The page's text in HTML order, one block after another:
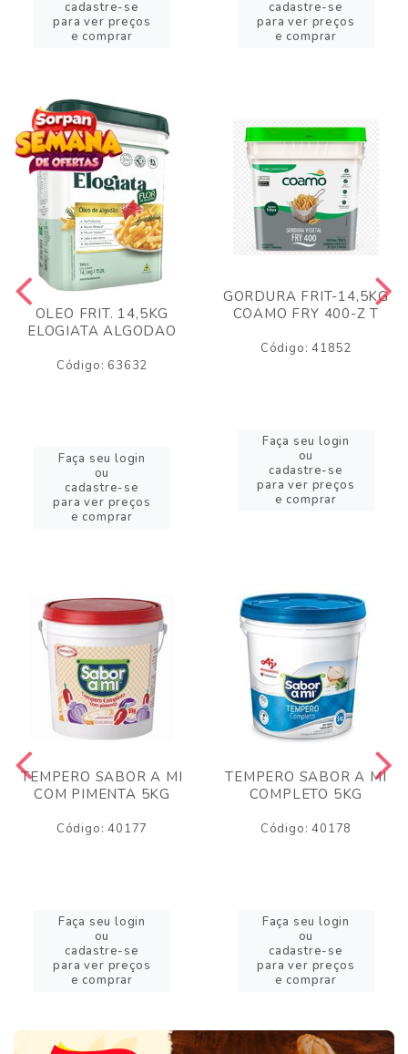
cadastre-se
para ver preços
e comprar
cadastre-se
para ver preços
e comprar
OLEO FRIT. 14,5KG
ELOGIATA ALGODAO
Código: 63632
Faça seu login
ou
cadastre-se
para ver preços
e comprar
GORDURA FRIT-14,5KG
COAMO FRY 400-Z T
Código: 41852
Faça seu login
ou
cadastre-se
para ver preços
e comprar
TEMPERO SABOR A MI
COM PIMENTA 5KG
Código: 40177
Faça seu login
ou
cadastre-se
para ver preços
e comprar
TEMPERO SABOR A MI
COMPLETO 5KG
Código: 40178
Faça seu login
ou
cadastre-se
para ver preços
e comprar